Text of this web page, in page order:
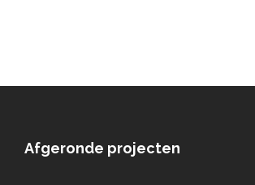
Afgeronde projecten